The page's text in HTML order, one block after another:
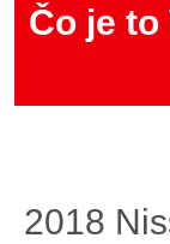
SkipČo je to
2018